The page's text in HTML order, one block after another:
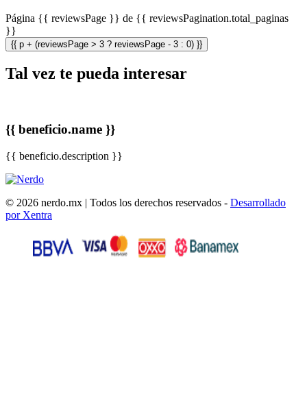
Página {{ reviewsPage }} de {{ reviewsPagination.total_paginas
}}
{{ p + (reviewsPage > 3 ? reviewsPage - 3 : 0) }}
Tal vez te pueda interesar
{{ beneficio.name }}
{{ beneficio.description }}
© 2026 nerdo.mx | Todos los derechos reservados - Desarrollado
por Xentra